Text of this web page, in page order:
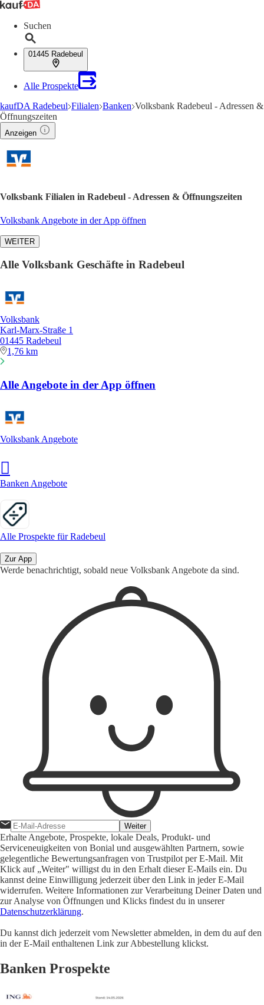
Suchen
01445 Radebeul
Alle Prospekte
kaufDA Radebeul Filialen Banken Volksbank Radebeul - Adressen &
Öffnungszeiten
Anzeigen
Volksbank Filialen in Radebeul - Adressen & Öffnungszeiten
Volksbank Angebote in der App öffnen
WEITER
Alle Volksbank Geschäfte in Radebeul
Volksbank
Karl-Marx-Straße 1
01445 Radebeul
1,76 km
Alle Angebote in der App öffnen
Volksbank Angebote
Banken Angebote
Alle Prospekte für Radebeul
Zur App
Werde benachrichtigt, sobald neue Volksbank Angebote da sind.
Weiter
Erhalte Angebote, Prospekte, lokale Deals, Produkt- und
Serviceneuigkeiten von Bonial und ausgewählten Partnern, sowie
gelegentliche Bewertungsanfragen von Trustpilot per E-Mail. Mit
Klick auf „Weiter" willigst du in den Erhalt dieser E-Mails ein. Du
kannst deine Einwilligung jederzeit über den Link in jeder E-Mail
widerrufen. Weitere Informationen zur Verarbeitung Deiner Daten und
zur Analyse von Öffnungen und Klicks findest du in unserer
Datenschutzerklärung.
Du kannst dich jederzeit vom Newsletter abmelden, in dem du auf den
in der E-Mail enthaltenen Link zur Abbestellung klickst.
Banken Prospekte